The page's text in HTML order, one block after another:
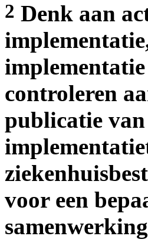
2 Denk aan
controleren
publicatie
voor een